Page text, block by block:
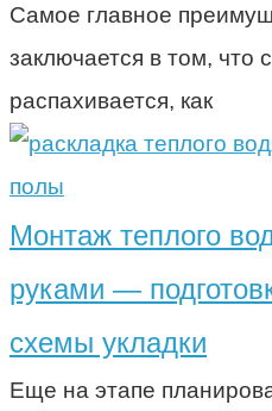
Самое главное
заключается в том, что
распахивается, как
полы
Монтаж теплого
руками —
схемы укладки
Еще на этапе